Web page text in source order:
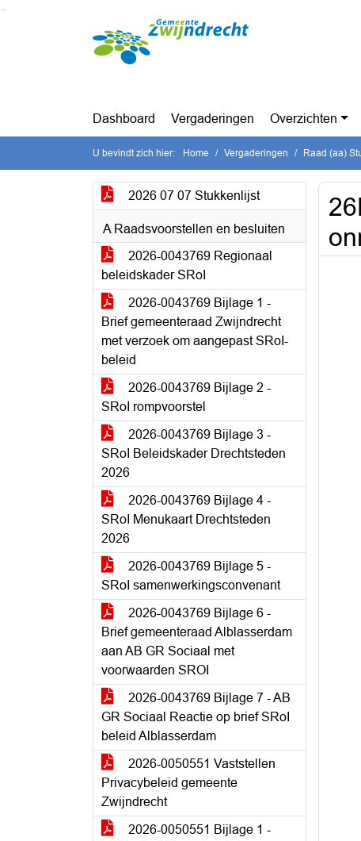
Ga naar de inhoud van deze pagina
Dashboard Vergaderingen Overzichten
U bevindt zich hier: Home Vergaderingen Raad (aa)
2026 07 07 Stukkenlijst
A Raadsvoorstellen en besluiten
2026-0043769 Regionaal
beleidskader SRoI
2026-0043769 Bijlage 1 -
Brief gemeenteraad Zwijndrecht
met verzoek om aangepast SRoI-
beleid
2026-0043769 Bijlage 2 -
SRoI rompvoorstel
2026-0043769 Bijlage 3 -
SRoI Beleidskader Drechtsteden
2026
2026-0043769 Bijlage 4 -
SRoI Menukaart Drechtsteden
2026
2026-0043769 Bijlage 5 -
SRoI samenwerkingsconvenant
2026-0043769 Bijlage 6 -
Brief gemeenteraad Alblasserdam
aan AB GR Sociaal met
voorwaarden SROI
2026-0043769 Bijlage 7 - AB
GR Sociaal Reactie op brief SRoI
beleid Alblasserdam
2026-0050551 Vaststellen
Privacybeleid gemeente
Zwijndrecht
2026-0050551 Bijlage 1 -